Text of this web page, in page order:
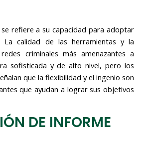
refiere a su capacidad para adoptar
La calidad de las herramientas y la
criminales más amenazantes a
sofisticada y de alto nivel, pero los
que la flexibilidad y el ingenio son
que ayudan a lograr sus objetivos
DE INFORME